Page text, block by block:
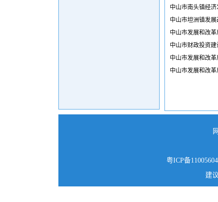
中山市南头镇经
中山市坦洲镇发
中山市发展和改
中山市财政投资
中山市发展和改
中山市发展和改
粤ICP备
建